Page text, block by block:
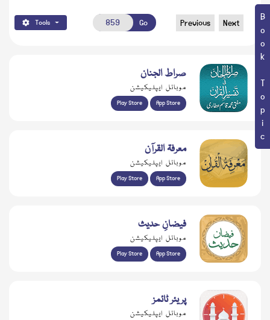
Book Topic
Tools Go Previous Next
صراط الجنان
موبائل ایپلیکیشن
Play Store App Store
معرفۃ القرآن
موبائل ایپلیکیشن
Play Store App Store
فیضانِ حدیث
موبائل ایپلیکیشن
Play Store App Store
پریئر ٹائمز
موبائل ایپلیکیشن